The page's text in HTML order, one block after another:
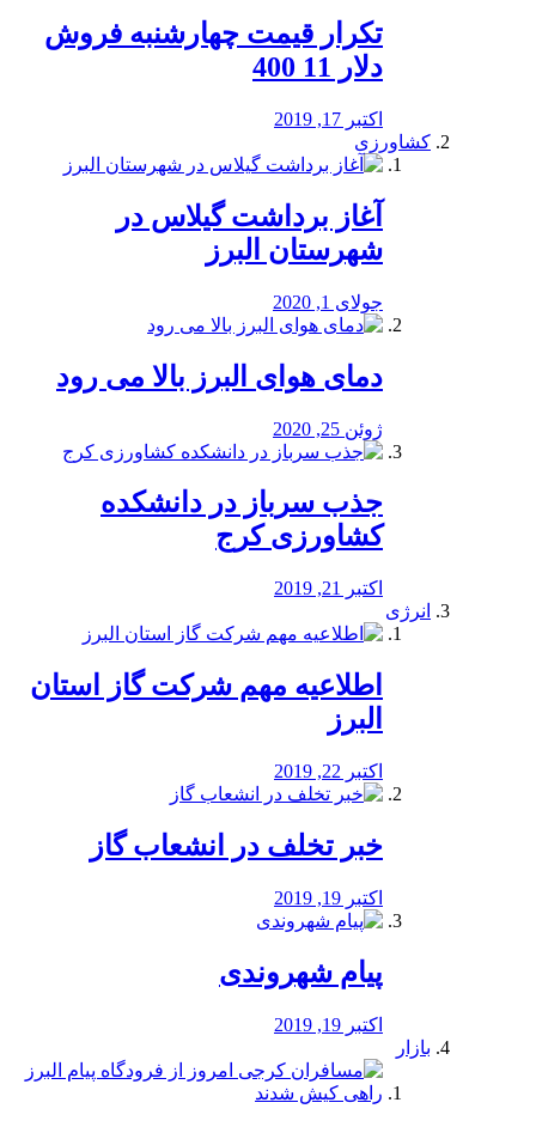
تکرار قیمت چهارشنبه فروش
دلار 11 400
اکتبر 17, 2019
کشاورزی
آغاز برداشت گیلاس در
شهرستان البرز
جولای 1, 2020
دمای هوای البرز بالا می رود
ژوئن 25, 2020
جذب سرباز در دانشکده
کشاورزی کرج
اکتبر 21, 2019
انرژی
️اطلاعیه مهم شرکت گاز استان
البرز
اکتبر 22, 2019
خبر تخلف در انشعاب گاز
اکتبر 19, 2019
پیام شهروندی
اکتبر 19, 2019
بازار